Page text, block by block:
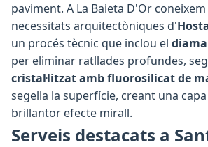
paviment. A La Baieta D'Or
necessitats arquitectòniques d'
un procés tècnic que inclou el
per eliminar ratllades profundes,
cristal·litzat amb fluorosilicat de
segella la superfície, creant una
brillantor efecte mirall.
Serveis destacats a